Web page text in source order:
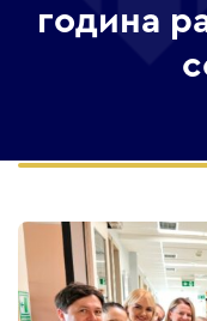
година